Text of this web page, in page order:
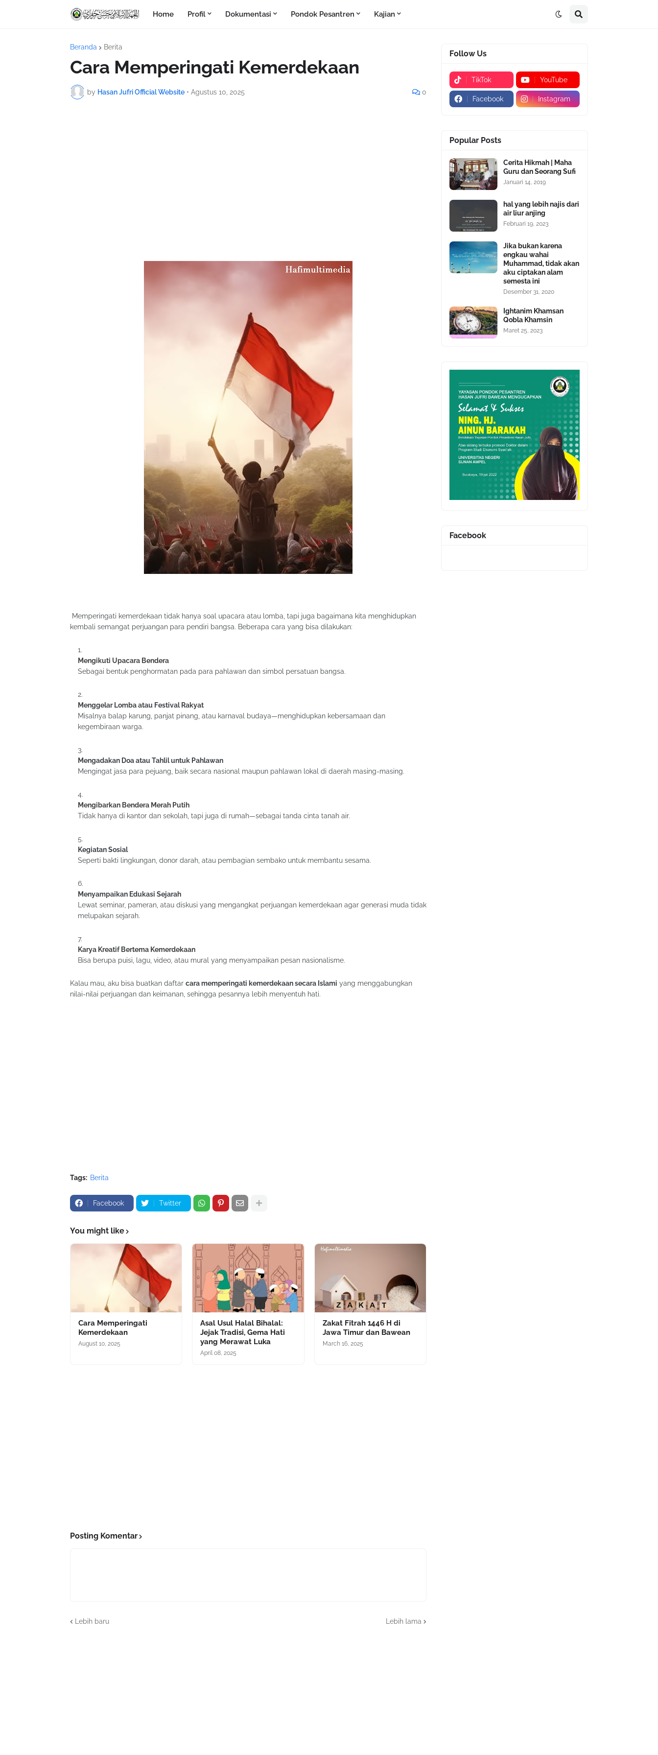
Home Profil Dokumentasi Pondok Pesantren Kajian
Beranda Berita
Cara Memperingati Kemerdekaan
by Hasan Jufri Official Website • Agustus 10, 2025 0
Memperingati kemerdekaan tidak hanya soal upacara atau lomba, tapi juga bagaimana kita menghidupkan
kembali semangat perjuangan para pendiri bangsa. Beberapa cara yang bisa dilakukan:
Mengikuti Upacara Bendera
Sebagai bentuk penghormatan pada para pahlawan dan simbol persatuan bangsa.
Menggelar Lomba atau Festival Rakyat
Misalnya balap karung, panjat pinang, atau karnaval budaya—menghidupkan kebersamaan dan
kegembiraan warga.
Mengadakan Doa atau Tahlil untuk Pahlawan
Mengingat jasa para pejuang, baik secara nasional maupun pahlawan lokal di daerah masing-masing.
Mengibarkan Bendera Merah Putih
Tidak hanya di kantor dan sekolah, tapi juga di rumah—sebagai tanda cinta tanah air.
Kegiatan Sosial
Seperti bakti lingkungan, donor darah, atau pembagian sembako untuk membantu sesama.
Menyampaikan Edukasi Sejarah
Lewat seminar, pameran, atau diskusi yang mengangkat perjuangan kemerdekaan agar generasi muda tidak
melupakan sejarah.
Karya Kreatif Bertema Kemerdekaan
Bisa berupa puisi, lagu, video, atau mural yang menyampaikan pesan nasionalisme.
Kalau mau, aku bisa buatkan daftar cara memperingati kemerdekaan secara Islami yang menggabungkan
nilai-nilai perjuangan dan keimanan, sehingga pesannya lebih menyentuh hati.
Tags: Berita
Facebook Twitter
You might like
Cara Memperingati
Kemerdekaan
August 10, 2025
Asal Usul Halal Bihalal:
Jejak Tradisi, Gema Hati
yang Merawat Luka
April 08, 2025
Zakat Fitrah 1446 H di
Jawa Timur dan Bawean
March 16, 2025
Posting Komentar
Lebih baru Lebih lama
Follow Us
TikTok YouTube
Facebook Instagram
Popular Posts
Cerita Hikmah | Maha
Guru dan Seorang Sufi
Januari 14, 2019
hal yang lebih najis dari
air liur anjing
Februari 19, 2023
Jika bukan karena
engkau wahai
Muhammad, tidak akan
aku ciptakan alam
semesta ini
Desember 31, 2020
Ightanim Khamsan
Qobla Khamsin
Maret 25, 2023
Facebook